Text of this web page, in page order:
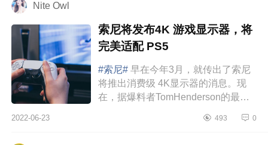
Nite Owl
索尼将发布4K 游戏显示器，将
完美适配 PS5
#索尼# 早在今年3月，就传出了索尼
将推出消费级 4K显示器的消息。现
在，据爆料者TomHenderson的最新
发布了，而且是两款。据报道，索尼
2022-06-23 493 0